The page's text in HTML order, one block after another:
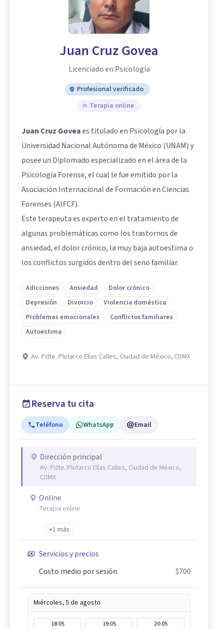
Juan Cruz Govea
Licenciado en Psicología
Profesional verificado
Terapia online
Juan Cruz Goveaes titulado en Psicología por la
Universidad Nacional Autónoma de México (UNAM) y
posee un Diplomado especializado en el área de la
Psicología Forense, el cual le fue emitido por la
Asociación Internacional de Formación en Ciencias
Forenses (AIFCF).
Este terapeuta es experto en el tratamiento de
algunas problemáticas como los trastornos de
ansiedad, el dolor crónico, la muy baja autoestima o
los conflictos surgidos dentro del seno familiar.
Adicciones Ansiedad
Dolor crónico
Depresión
Divorcio
Violencia doméstica
Problemas emocionales
Conflictos familiares
Autoestima
Av. Pdte. Plutarco Elías Calles, Ciudad de México, CDMX
Reserva tu cita
Teléfono WhatsApp Email
Dirección principal
Av. Pdte. Plutarco Elías Calles, Ciudad de México,
CDMX
Online
Terapia online
+1 más
Servicios y precios
Costo medio por sesión
$700
Miércoles, 5 de agosto
18:05 19:05
20:05